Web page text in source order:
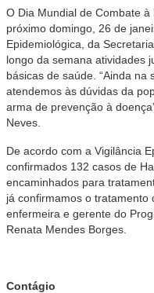
O Dia Mundial de Combate
próximo domingo, 26 de
Epidemiológica, da
longo da semana atividades
básicas de saúde. “Ainda
atendemos às dúvidas da
arma de prevenção à
Neves.
De acordo com a Vigilância
confirmados 132 casos de
encaminhados para
já confirmamos o tratamento
enfermeira e gerente do
Renata Mendes Borges.
Contágio